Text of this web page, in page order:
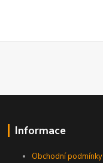
Informace
Obchodní podmínky